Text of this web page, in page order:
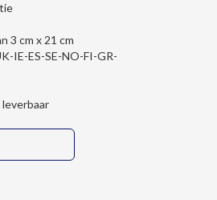
3 cm x 21 cm
IE-ES-SE-NO-FI-GR-
leverbaar